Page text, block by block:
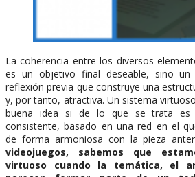
La coherencia entre los diversos
es un objetivo final deseable, sino
reflexión previa que construye una
y, por tanto, atractiva. Un sistema
buena idea si de lo que se trata es
consistente, basado en una red en el
de forma armoniosa con la pieza
videojuegos, sabemos que
virtuoso cuando la temática, el